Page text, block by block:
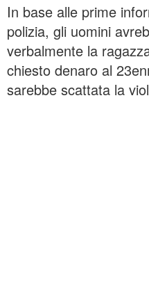
In base alle prime
polizia, gli uomini
verbalmente la
chiesto denaro al
sarebbe scattata la